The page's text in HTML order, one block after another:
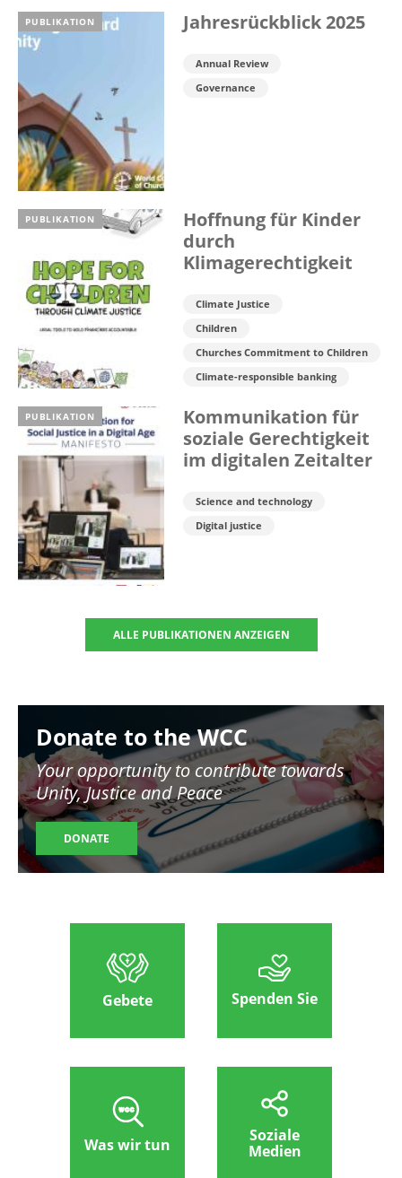
PUBLIKATION Jahresrückblick 2025
Annual Review
Governance
PUBLIKATION
Hoffnung für Kinder
durch
Klimagerechtigkeit
Climate Justice
Children
Churches Commitment to Children
Climate-responsible banking
PUBLIKATION
Kommunikation für
soziale Gerechtigkeit
im digitalen Zeitalter
Science and technology
Digital justice
ALLE PUBLIKATIONEN ANZEIGEN
Donate to the WCC
Your opportunity to contribute towards
Unity, Justice and Peace
DONATE
Gebete Spenden Sie
Was wir tun
Soziale
Medien